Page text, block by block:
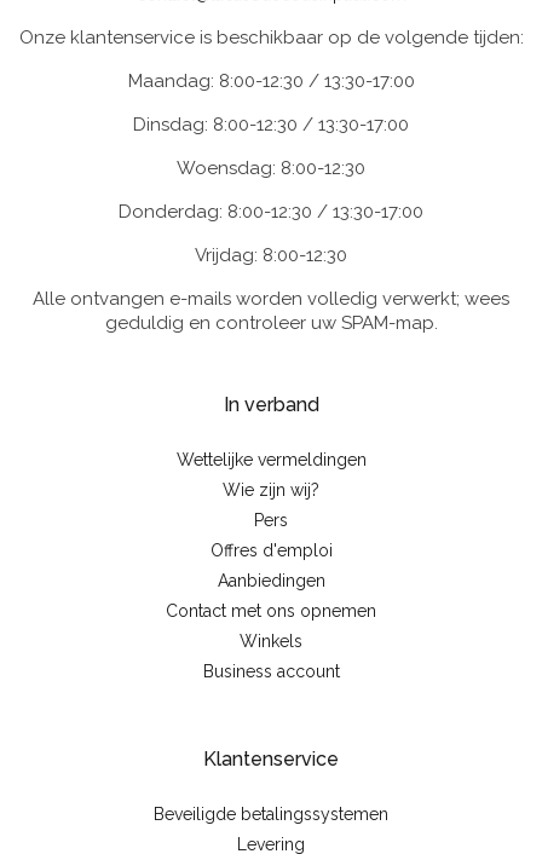
Onze klantenservice is beschikbaar op de volgende tijden:
Maandag: 8:00-12:30 / 13:30-17:00
Dinsdag: 8:00-12:30 / 13:30-17:00
Woensdag: 8:00-12:30
Donderdag: 8:00-12:30 / 13:30-17:00
Vrijdag: 8:00-12:30
Alle ontvangen e-mails worden volledig verwerkt; wees
geduldig en controleer uw SPAM-map.
In verband
Wettelijke vermeldingen
Wie zijn wij?
Pers
Offres d'emploi
Aanbiedingen
Contact met ons opnemen
Winkels
Business account
Klantenservice
Beveiligde betalingssystemen
Levering